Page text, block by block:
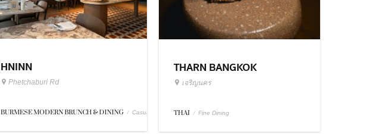
HNINN
Phetchaburi Rd
BURMESE MODERN BRUNCH & DINING / Casual Dining
THARN BANGKOK
เจริญนคร
THAI / Fine Dining